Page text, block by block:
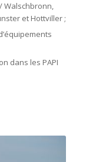
Walschbronn,
et Hottviller ;
dans les PAPI